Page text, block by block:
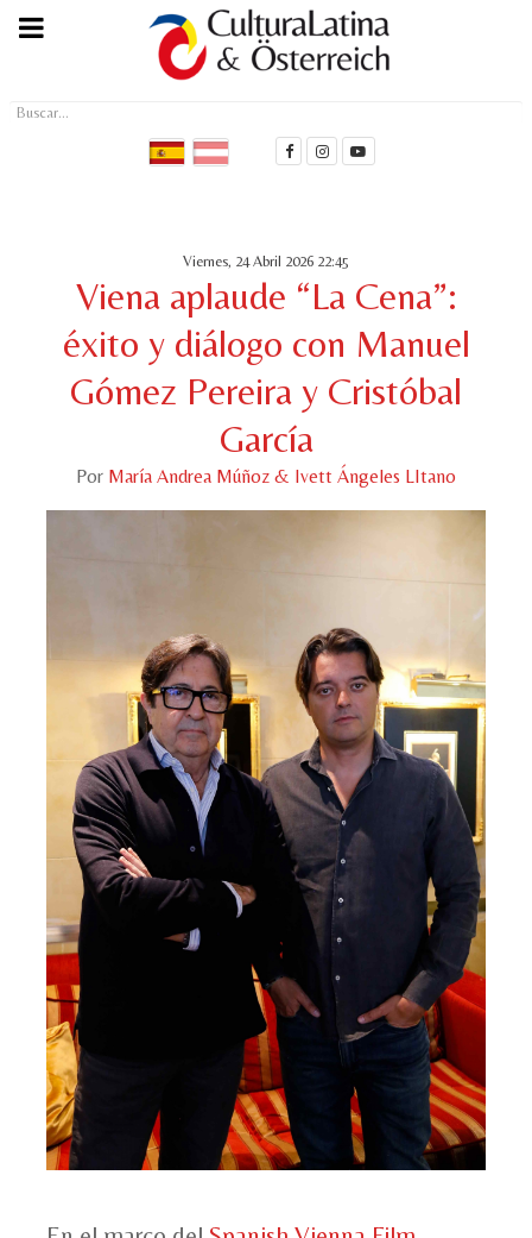
Buscar...
Viernes, 24 Abril 2026 22:45
Viena aplaude “La Cena”:
éxito y diálogo con Manuel
Gómez Pereira y Cristóbal
García
Por María Andrea Múñoz & Ivett Ángeles LItano